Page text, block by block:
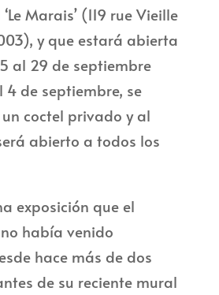
Marais’ (119 rue Vieille
y que estará abierta
al 29 de septiembre
4 de septiembre, se
coctel privado y al
abierto a todos los
exposición que el
había venido
hace más de dos
de su reciente mural